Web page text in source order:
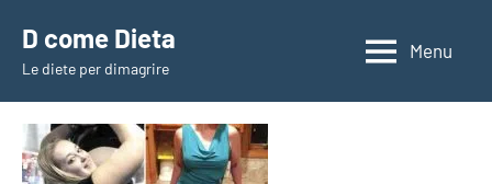
contenuto
D come Dieta
Le diete per dimagrire
Menu